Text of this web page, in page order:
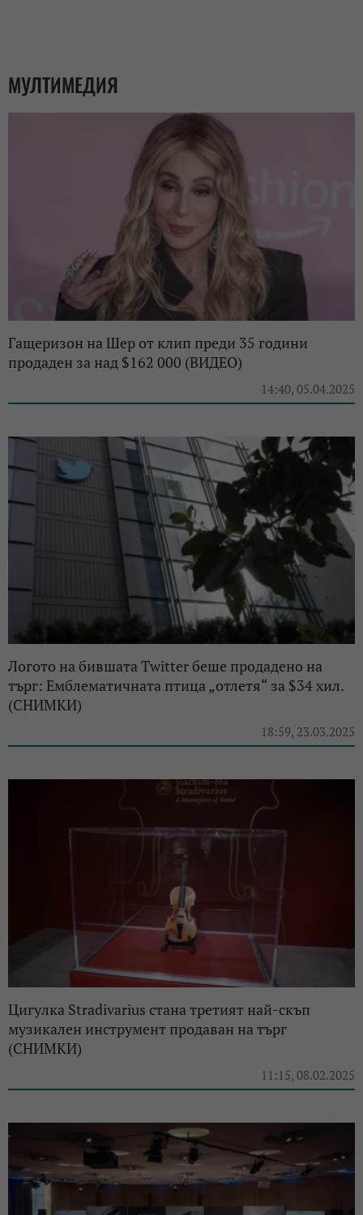
МУЛТИМЕДИЯ
Гащеризон на Шер от клип преди 35 години
продаден за над $162 000 (ВИДЕО)
14:40, 05.04.2025
Логото на бившата Twitter беше продадено на
търг: Емблематичната птица „отлетя“ за $34 хил.
(СНИМКИ)
18:59, 23.03.2025
Цигулка Stradivarius стана третият най-скъп
музикален инструмент продаван на търг
(СНИМКИ)
11:15, 08.02.2025